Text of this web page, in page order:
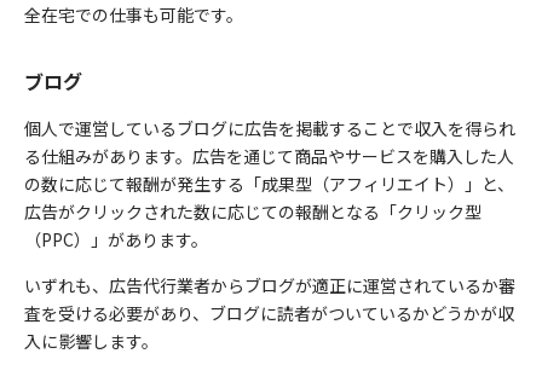
全在宅での仕事も可能です。
ブログ
個人で運営しているブログに広告を掲載することで収入を得られ
る仕組みがあります。広告を通じて商品やサービスを購入した人
の数に応じて報酬が発生する「成果型（アフィリエイト）」と、
広告がクリックされた数に応じての報酬となる「クリック型
（PPC）」があります。
いずれも、広告代行業者からブログが適正に運営されているか審
査を受ける必要があり、ブログに読者がついているかどうかが収
入に影響します。